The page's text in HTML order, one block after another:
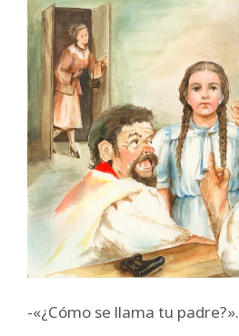
-«¿Cómo se llama tu padre?».